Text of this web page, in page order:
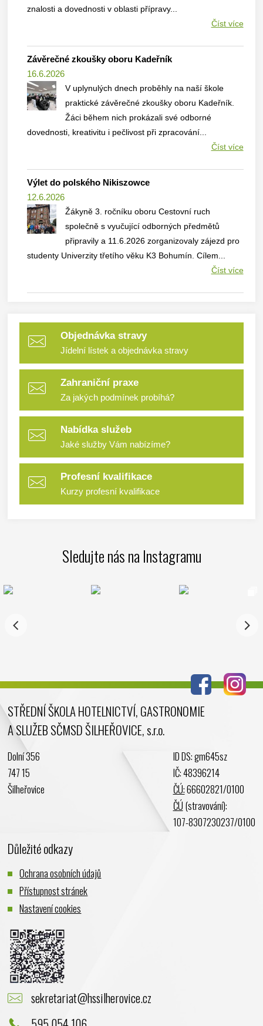
znalosti a dovednosti v oblasti přípravy...
Číst více
Závěrečné zkoušky oboru Kadeřník
16.6.2026
V uplynulých dnech proběhly na naší škole
praktické závěrečné zkoušky oboru Kadeřník.
Žáci během nich prokázali své odborné
dovednosti, kreativitu i pečlivost při zpracování...
Číst více
Výlet do polského Nikiszowce
12.6.2026
Žákyně 3. ročníku oboru Cestovní ruch
společně s vyučující odborných předmětů
připravily a 11.6.2026 zorganizovaly zájezd pro
studenty Univerzity třetího věku K3 Bohumín. Cílem...
Číst více
Objednávka stravy
Jídelní lístek a objednávka stravy
Zahraniční praxe
Za jakých podmínek probíhá?
Nabídka služeb
Jaké služby Vám nabízíme?
Profesní kvalifikace
Kurzy profesní kvalifikace
Sledujte nás na Instagramu
STŘEDNÍ ŠKOLA HOTELNICTVÍ, GASTRONOMIE
A SLUŽEB SČMSD ŠILHEŘOVICE, s.r.o.
Dolní 356
747 15
Šilheřovice
ID DS: gm645sz
IČ: 48396214
ČÚ:66602821/0100
ČÚ (stravování):
107-8307230237/0100
Důležité odkazy
Ochrana osobních údajů
Přístupnost stránek
Nastavení cookies
sekretariat@hssilherovice.cz